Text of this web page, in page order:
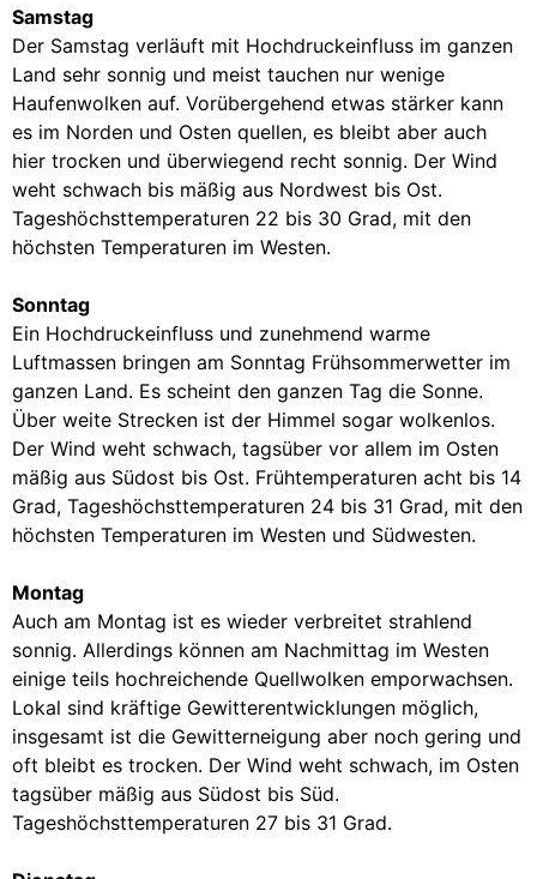
Samstag
Der Samstag verläuft mit Hochdruckeinfluss im ganzen
Land sehr sonnig und meist tauchen nur wenige
Haufenwolken auf. Vorübergehend etwas stärker kann
es im Norden und Osten quellen, es bleibt aber auch
hier trocken und überwiegend recht sonnig. Der Wind
weht schwach bis mäßig aus Nordwest bis Ost.
Tageshöchsttemperaturen 22 bis 30 Grad, mit den
höchsten Temperaturen im Westen.
Sonntag
Ein Hochdruckeinfluss und zunehmend warme
Luftmassen bringen am Sonntag Frühsommerwetter im
ganzen Land. Es scheint den ganzen Tag die Sonne.
Über weite Strecken ist der Himmel sogar wolkenlos.
Der Wind weht schwach, tagsüber vor allem im Osten
mäßig aus Südost bis Ost. Frühtemperaturen acht bis 14
Grad, Tageshöchsttemperaturen 24 bis 31 Grad, mit den
höchsten Temperaturen im Westen und Südwesten.
Montag
Auch am Montag ist es wieder verbreitet strahlend
sonnig. Allerdings können am Nachmittag im Westen
einige teils hochreichende Quellwolken emporwachsen.
Lokal sind kräftige Gewitterentwicklungen möglich,
insgesamt ist die Gewitterneigung aber noch gering und
oft bleibt es trocken. Der Wind weht schwach, im Osten
tagsüber mäßig aus Südost bis Süd.
Tageshöchsttemperaturen 27 bis 31 Grad.